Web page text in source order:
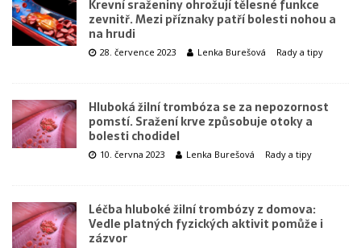
Krevní sraženiny ohrožují tělesné funkce
zevnitř. Mezi příznaky patří bolesti nohou a
na hrudi
28. července 2023 Lenka Burešová Rady a tipy
Hluboká žilní trombóza se za nepozornost
pomstí. Sražení krve způsobuje otoky a
bolesti chodidel
10. června 2023 Lenka Burešová Rady a tipy
Léčba hluboké žilní trombózy z domova:
Vedle platných fyzických aktivit pomůže i
zázvor